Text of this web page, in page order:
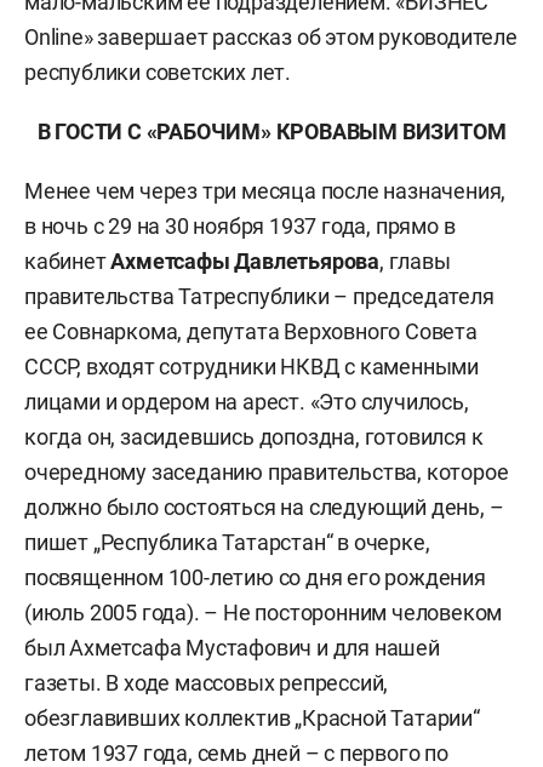
Online» завершает рассказ об этом руководителе
республики советских лет.
В ГОСТИ С «РАБОЧИМ» КРОВАВЫМ ВИЗИТОМ
Менее чем через три месяца после назначения,
в ночь с 29 на 30 ноября 1937 года, прямо в
кабинетАхметсафы Давлетьярова, главы
правительства Татреспублики – председателя
ее Совнаркома, депутата Верховного Совета
СССР, входят сотрудники НКВД с каменными
лицами и ордером на арест. «Это случилось,
когда он, засидевшись допоздна, готовился к
очередному заседанию правительства, которое
должно было состояться на следующий день, –
пишет „Республика Татарстан“ в очерке,
посвященном 100-летию со дня его рождения
(июль 2005 года). – Не посторонним человеком
был Ахметсафа Мустафович и для нашей
газеты. В ходе массовых репрессий,
обезглавивших коллектив „Красной Татарии“
летом 1937 года, семь дней – с первого по